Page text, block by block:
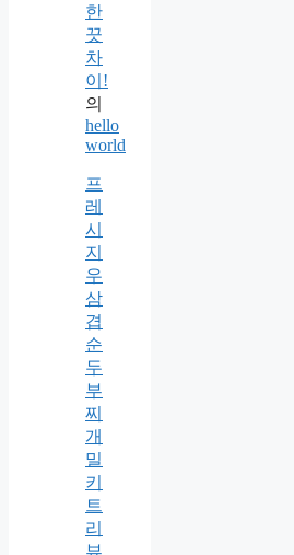
한
끗
차
이!
의
hello
world
프
레
시
지
우
삼
겹
순
두
부
찌
개
밀
키
트
리
뷰